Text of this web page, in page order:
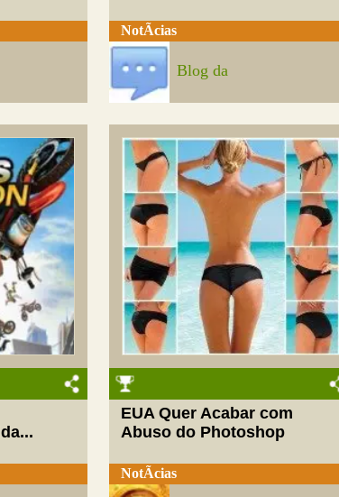
NotÃ­cias
Blog da
EUA Quer Acabar com
Abuso do Photoshop
NotÃ­cias